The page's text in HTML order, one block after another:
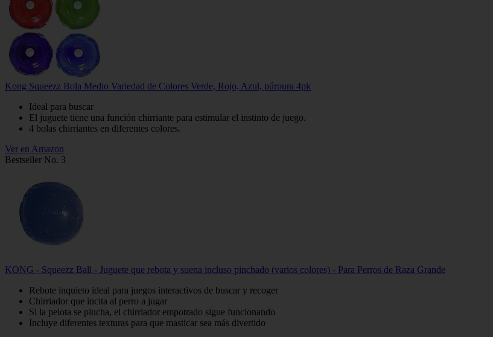
Kong Squeezz Bola Medio Variedad de Colores Verde, Rojo, Azul, púrpura 4pk
Ideal para buscar
El juguete tiene una función chirriante para estimular el instinto de juego.
4 bolas chirriantes en diferentes colores.
Ver en Amazon
Bestseller No. 3
KONG - Squeezz Ball - Juguete que rebota y suena incluso pinchado (varios colores) - Para Perros de Raza Grande
Rebote inquieto ideal para juegos interactivos de buscar y recoger
Chirriador que incita al perro a jugar
Si la pelota se pincha, el chirriador empotrado sigue funcionando
Incluye diferentes texturas para que masticar sea más divertido